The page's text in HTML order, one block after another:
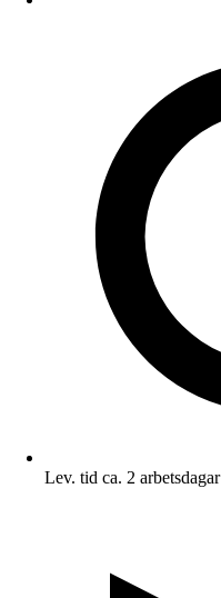
Lev. tid ca. 2 arbetsdagar